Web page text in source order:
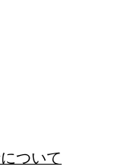
ついて